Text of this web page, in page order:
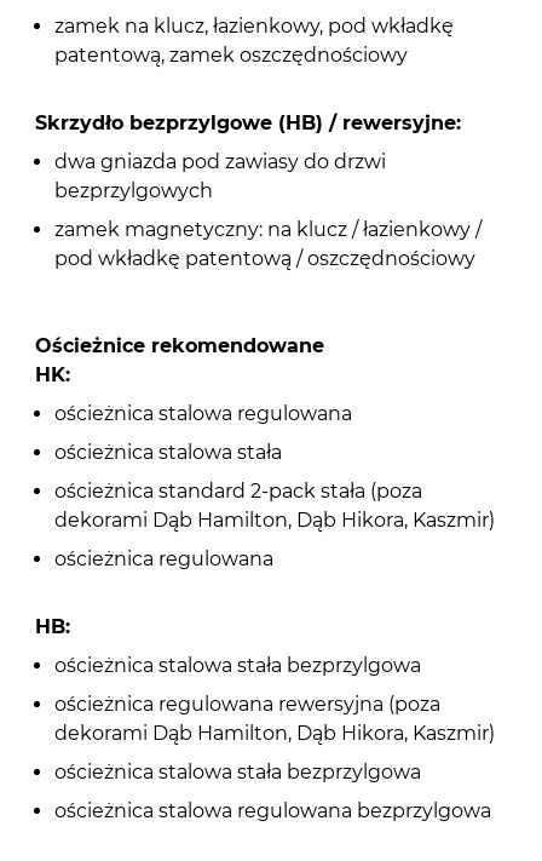
zamek na klucz, łazienkowy, pod wkładkę
patentową, zamek oszczędnościowy
Skrzydło bezprzylgowe (HB) / rewersyjne:
dwa gniazda pod zawiasy do drzwi
bezprzylgowych
zamek magnetyczny: na klucz / łazienkowy /
pod wkładkę patentową / oszczędnościowy
Ościeżnice rekomendowane
HK:
ościeżnica stalowa regulowana
ościeżnica stalowa stała
ościeżnica standard 2-pack stała (poza
dekorami Dąb Hamilton, Dąb Hikora, Kaszmir)
ościeżnica regulowana
HB:
ościeżnica stalowa stała bezprzylgowa
ościeżnica regulowana rewersyjna (poza
dekorami Dąb Hamilton, Dąb Hikora, Kaszmir)
ościeżnica stalowa stała bezprzylgowa
ościeżnica stalowa regulowana bezprzylgowa